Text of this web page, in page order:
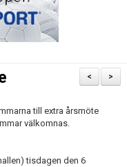
>
<
till extra årsmöte
välkomnas.
tisdagen den 6